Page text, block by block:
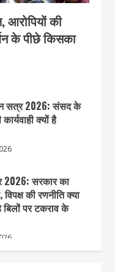
की
के पीछे किसका
सत्र 2026: संसद के
क्यों है
2026: सरकार का
की रणनीति क्या
बिलों पर टकराव के